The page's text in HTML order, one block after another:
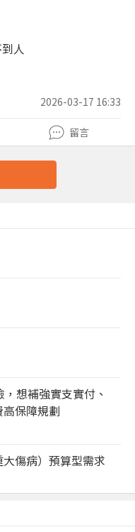
人
2026-03-17 16:33
留言
想補強實支實付、
保障規劃
傷病）預算型需求